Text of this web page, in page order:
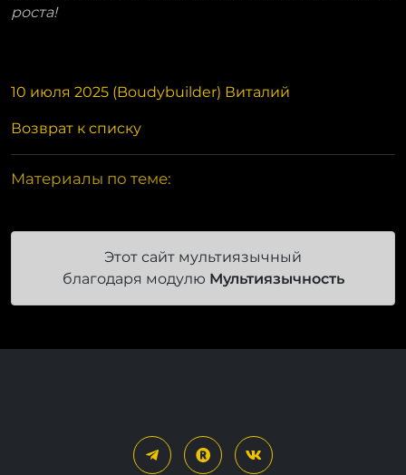
роста!
10 июля 2025 (Boudybuilder) Виталий
Возврат к списку
Материалы по теме:
Этот сайт мультиязычный
благодаря модулю Мультиязычность